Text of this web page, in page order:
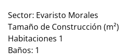
Sector: Evaristo Morales
Tamaño de Construcción (m²)
Habitaciones 1
Baños: 1